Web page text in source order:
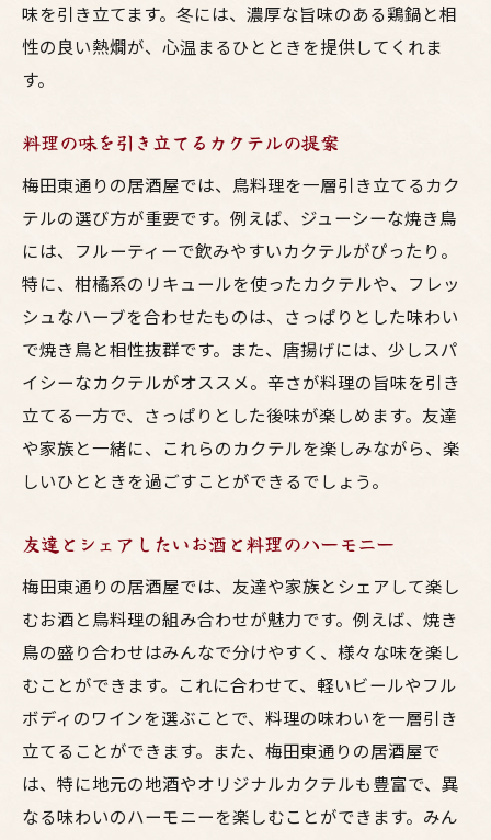
味を引き立てます。冬には、濃厚な旨味のある鶏鍋と相
性の良い熱燗が、心温まるひとときを提供してくれま
す。
料理の味を引き立てるカクテルの提案
梅田東通りの居酒屋では、鳥料理を一層引き立てるカク
テルの選び方が重要です。例えば、ジューシーな焼き鳥
には、フルーティーで飲みやすいカクテルがぴったり。
特に、柑橘系のリキュールを使ったカクテルや、フレッ
シュなハーブを合わせたものは、さっぱりとした味わい
で焼き鳥と相性抜群です。また、唐揚げには、少しスパ
イシーなカクテルがオススメ。辛さが料理の旨味を引き
立てる一方で、さっぱりとした後味が楽しめます。友達
や家族と一緒に、これらのカクテルを楽しみながら、楽
しいひとときを過ごすことができるでしょう。
友達とシェアしたいお酒と料理のハーモニー
梅田東通りの居酒屋では、友達や家族とシェアして楽し
むお酒と鳥料理の組み合わせが魅力です。例えば、焼き
鳥の盛り合わせはみんなで分けやすく、様々な味を楽し
むことができます。これに合わせて、軽いビールやフル
ボディのワインを選ぶことで、料理の味わいを一層引き
立てることができます。また、梅田東通りの居酒屋で
は、特に地元の地酒やオリジナルカクテルも豊富で、異
なる味わいのハーモニーを楽しむことができます。みん